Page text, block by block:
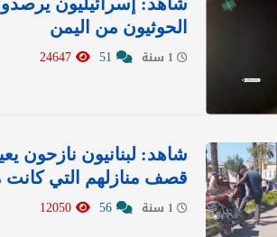
الحوثيون من اليمن
شاهد: لبنانيون نازحون
قصف منازلهم التي كانت